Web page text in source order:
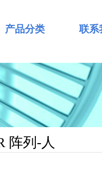
阵列-人
产品分类 联系